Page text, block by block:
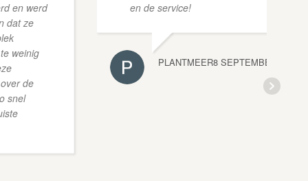
en werd
dat ze
weinig
de
snel
en de service!
PLANTMEER8 SEPTEMBER 2025